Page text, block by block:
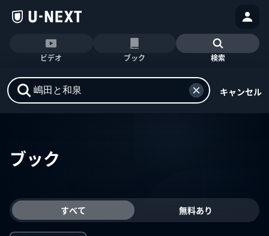
ビデオ ブック 検索
キャンセル
ブック
すべて 無料あり